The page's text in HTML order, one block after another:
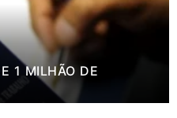
1 MILHÃO DE